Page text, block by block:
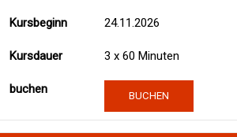
24.11.2026
3 x 60 Minuten
BUCHEN